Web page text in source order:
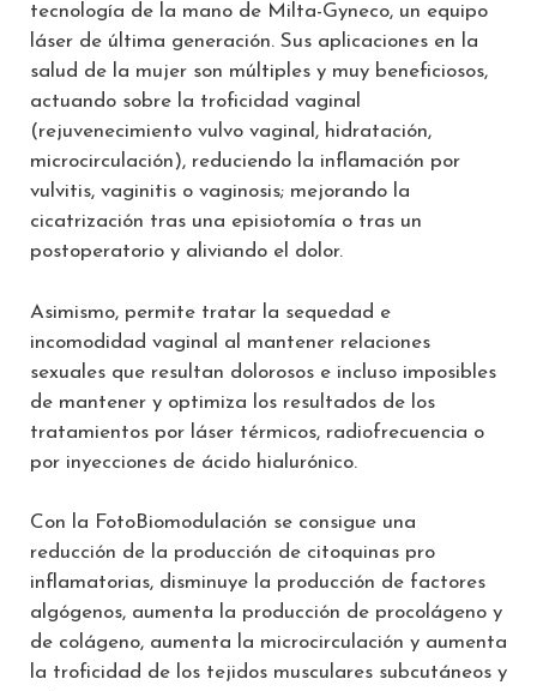
tecnología de la mano de Milta-Gyneco, un equipo
láser de última generación. Sus aplicaciones en la
salud de la mujer son múltiples y muy beneficiosos,
actuando sobre la troficidad vaginal
(rejuvenecimiento vulvo vaginal, hidratación,
microcirculación), reduciendo la inflamación por
vulvitis, vaginitis o vaginosis; mejorando la
cicatrización tras una episiotomía o tras un
postoperatorio y aliviando el dolor.
Asimismo, permite tratar la sequedad e
incomodidad vaginal al mantener relaciones
sexuales que resultan dolorosos e incluso imposibles
de mantener y optimiza los resultados de los
tratamientos por láser térmicos, radiofrecuencia o
por inyecciones de ácido hialurónico.
Con la FotoBiomodulación se consigue una
reducción de la producción de citoquinas pro
inflamatorias, disminuye la producción de factores
algógenos, aumenta la producción de procolágeno y
de colágeno, aumenta la microcirculación y aumenta
la troficidad de los tejidos musculares subcutáneos y